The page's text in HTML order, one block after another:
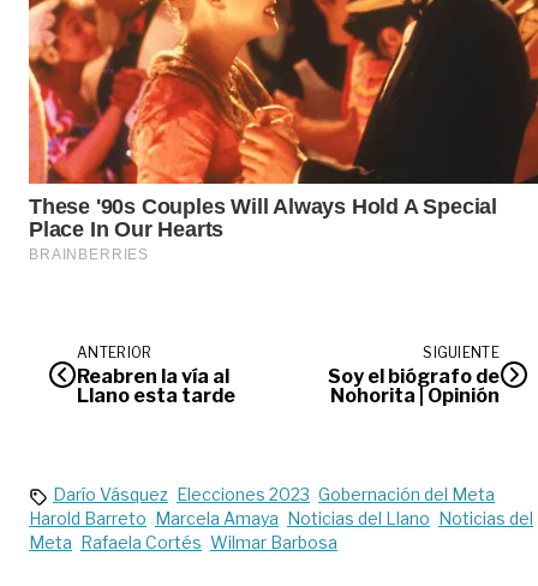
ANTERIOR
Reabren la vía al
Llano esta tarde
SIGUIENTE
Soy el biógrafo de
Nohorita | Opinión
Darío Vásquez Elecciones 2023 Gobernación del Meta
Harold Barreto Marcela Amaya Noticias del Llano Noticias del
Meta Rafaela Cortés Wilmar Barbosa